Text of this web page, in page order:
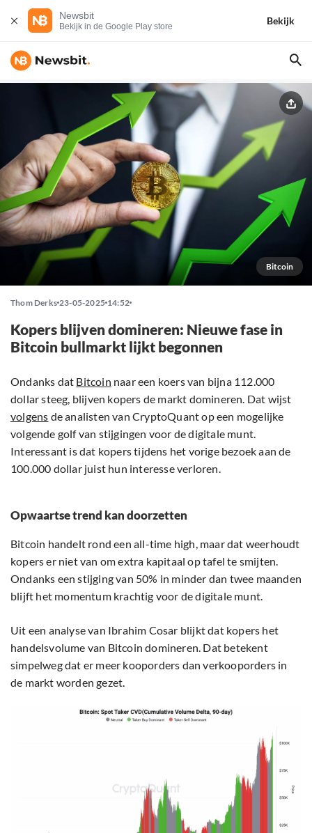
Newsbit
Bekijk in de Google Play store
Bekijk
Bitcoin
Thom Derks 23-05-2025 14:52
Kopers blijven domineren: Nieuwe fase in
Bitcoin bullmarkt lijkt begonnen
Ondanks dat Bitcoin naar een koers van bijna 112.000
dollar steeg, blijven kopers de markt domineren. Dat wijst
volgens de analisten van CryptoQuant op een mogelijke
volgende golf van stijgingen voor de digitale munt.
Interessant is dat kopers tijdens het vorige bezoek aan de
100.000 dollar juist hun interesse verloren.
Opwaartse trend kan doorzetten
Bitcoin handelt rond een all-time high, maar dat weerhoudt
kopers er niet van om extra kapitaal op tafel te smijten.
Ondanks een stijging van 50% in minder dan twee maanden
blijft het momentum krachtig voor de digitale munt.
Uit een analyse van Ibrahim Cosar blijkt dat kopers het
handelsvolume van Bitcoin domineren. Dat betekent
simpelweg dat er meer kooporders dan verkooporders in
de markt worden gezet.